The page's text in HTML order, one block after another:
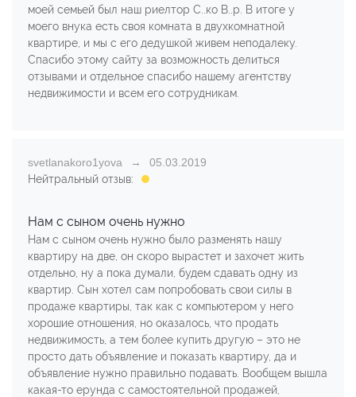
моей семьей был наш риелтор С..ко В..р. В итоге у
моего внука есть своя комната в двухкомнатной
квартире, и мы с его дедушкой живем неподалеку.
Спасибо этому сайту за возможность делиться
отзывами и отдельное спасибо нашему агентству
недвижимости и всем его сотрудникам.
svetlanakoro1yova
05.03.2019
Нейтральный отзыв:
Нам с сыном очень нужно
Нам с сыном очень нужно было разменять нашу
квартиру на две, он скоро вырастет и захочет жить
отдельно, ну а пока думали, будем сдавать одну из
квартир. Сын хотел сам попробовать свои силы в
продаже квартиры, так как с компьютером у него
хорошие отношения, но оказалось, что продать
недвижимость, а тем более купить другую – это не
просто дать объявление и показать квартиру, да и
объявление нужно правильно подавать. Вообщем вышла
какая-то ерунда с самостоятельной продажей,